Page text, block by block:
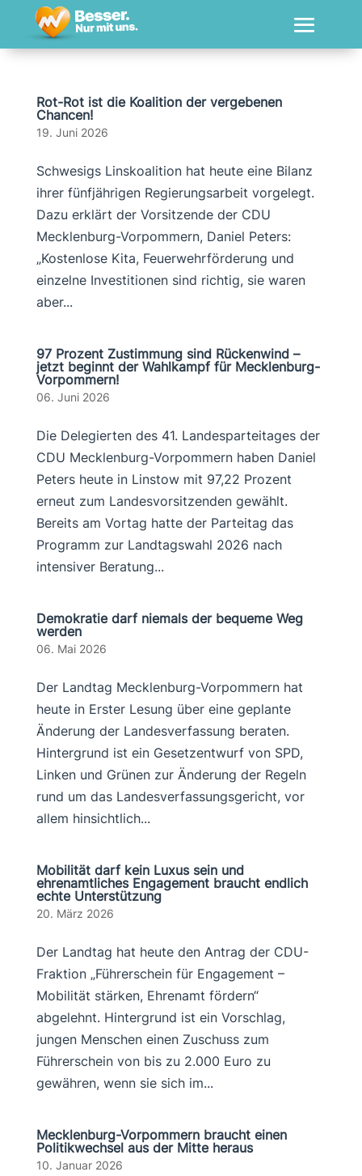
Rot-Rot ist die Koalition der vergebenen
Chancen!
19. Juni 2026
Schwesigs Linskoalition hat heute eine Bilanz
ihrer fünfjährigen Regierungsarbeit vorgelegt.
Dazu erklärt der Vorsitzende der CDU
Mecklenburg-Vorpommern, Daniel Peters:
„Kostenlose Kita, Feuerwehrförderung und
einzelne Investitionen sind richtig, sie waren
aber...
97 Prozent Zustimmung sind Rückenwind –
jetzt beginnt der Wahlkampf für Mecklenburg-
Vorpommern!
06. Juni 2026
Die Delegierten des 41. Landesparteitages der
CDU Mecklenburg-Vorpommern haben Daniel
Peters heute in Linstow mit 97,22 Prozent
erneut zum Landesvorsitzenden gewählt.
Bereits am Vortag hatte der Parteitag das
Programm zur Landtagswahl 2026 nach
intensiver Beratung...
Demokratie darf niemals der bequeme Weg
werden
06. Mai 2026
Der Landtag Mecklenburg-Vorpommern hat
heute in Erster Lesung über eine geplante
Änderung der Landesverfassung beraten.
Hintergrund ist ein Gesetzentwurf von SPD,
Linken und Grünen zur Änderung der Regeln
rund um das Landesverfassungsgericht, vor
allem hinsichtlich...
Mobilität darf kein Luxus sein und
ehrenamtliches Engagement braucht endlich
echte Unterstützung
20. März 2026
Der Landtag hat heute den Antrag der CDU-
Fraktion „Führerschein für Engagement –
Mobilität stärken, Ehrenamt fördern“
abgelehnt. Hintergrund ist ein Vorschlag,
jungen Menschen einen Zuschuss zum
Führerschein von bis zu 2.000 Euro zu
gewähren, wenn sie sich im...
Mecklenburg-Vorpommern braucht einen
Politikwechsel aus der Mitte heraus
10. Januar 2026